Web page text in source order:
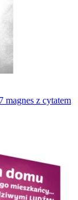
magnes z cytatem